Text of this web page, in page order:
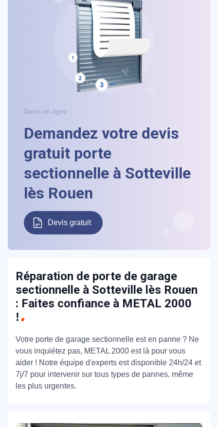
Devis en ligne
Demandez votre devis
gratuit porte
sectionnelle à Sotteville
lès Rouen
Devis gratuit
Réparation de porte de garage
sectionnelle à Sotteville lès Rouen
: Faites confiance à METAL 2000
!
Votre porte de garage sectionnelle est en panne ? Ne
vous inquiétez pas, METAL 2000 est là pour vous
aider ! Notre équipe d'experts est disponible 24h/24 et
7j/7 pour intervenir sur tous types de pannes, même
les plus urgentes.